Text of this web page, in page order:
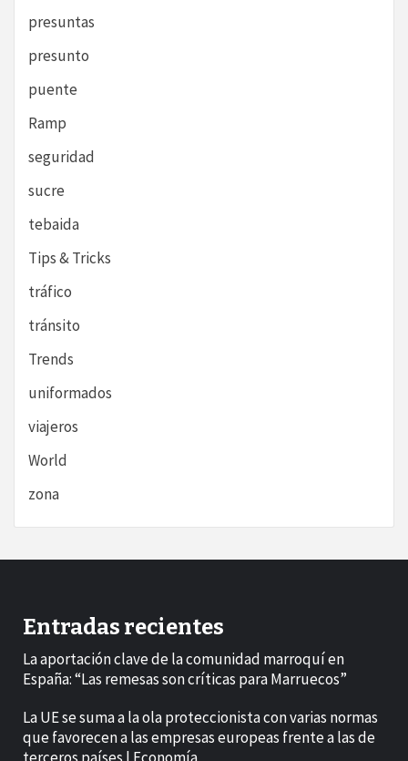
presuntas
presunto
puente
Ramp
seguridad
sucre
tebaida
Tips & Tricks
tráfico
tránsito
Trends
uniformados
viajeros
World
zona
Entradas recientes
La aportación clave de la comunidad marroquí en
España: “Las remesas son críticas para Marruecos”
La UE se suma a la ola proteccionista con varias normas
que favorecen a las empresas europeas frente a las de